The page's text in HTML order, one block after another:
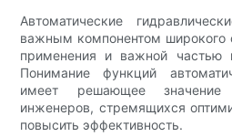
Автоматические
важным компонентом широкого
применения и важной частью
Понимание функций
имеет решающее
инженеров, стремящихся
повысить эффективность.